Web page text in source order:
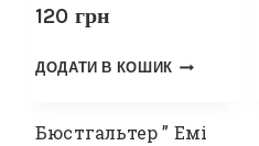
120 грн
ДОДАТИ В КОШИК
Бюстгальтер ” Емі